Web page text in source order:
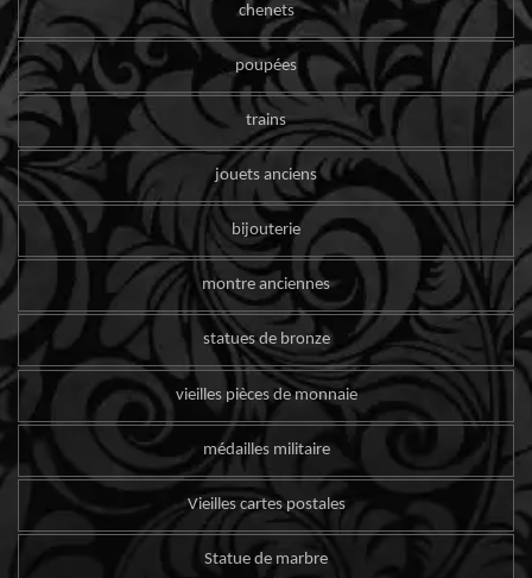
chenets
poupées
trains
jouets anciens
bijouterie
montre anciennes
statues de bronze
vieilles pièces de monnaie
médailles militaire
Vieilles cartes postales
Statue de marbre